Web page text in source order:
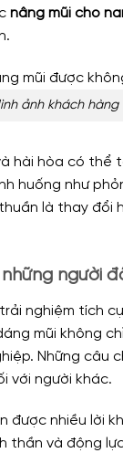
nâng mũi cho
ảnh khách hàng
hài hòa có
huống như
là thay đổi
người
nghiệm tích
mũi không
Những
với người khác.
được nhiều lời
thần và động